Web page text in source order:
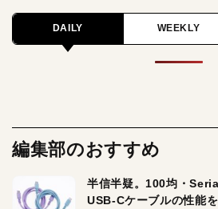
DAILY WEEKLY
編集部のおすすめ
半信半疑。100均・
USB-Cケーブルの性能